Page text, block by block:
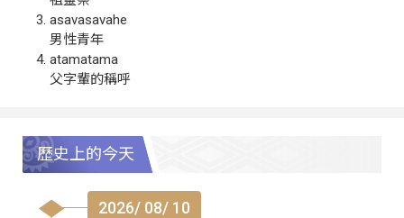
asavasavahe
男性青年
atamatama
父字輩的稱呼
歷史上的今天
2026/ 08/ 10